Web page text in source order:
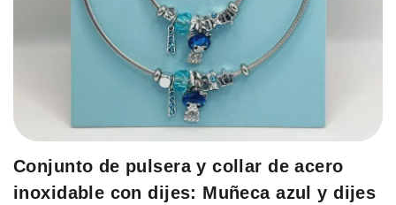
Saltar
principio
Conjunto de pulsera y collar de acero
inoxidable con dijes: Muñeca azul y dijes